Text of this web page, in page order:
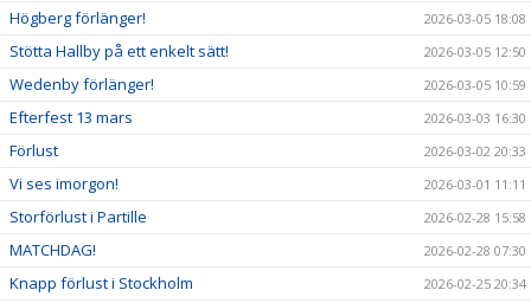
Högberg förlänger! 2026-03-05 18:08
Stötta Hallby på ett enkelt sätt! 2026-03-05 12:50
Wedenby förlänger! 2026-03-05 10:59
Efterfest 13 mars 2026-03-03 16:30
Förlust 2026-03-02 20:33
Vi ses imorgon! 2026-03-01 11:11
Storförlust i Partille 2026-02-28 15:58
MATCHDAG! 2026-02-28 07:30
Knapp förlust i Stockholm 2026-02-25 20:34